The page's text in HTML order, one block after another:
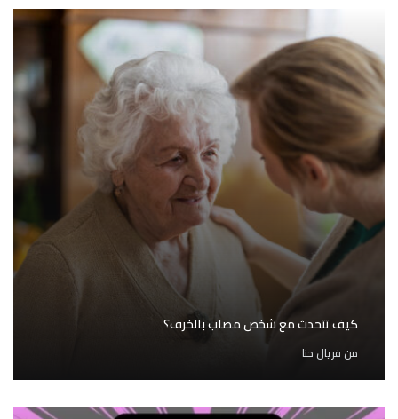
كيف تتحدث مع شخص مصاب بالخرف؟
من فريال حنا